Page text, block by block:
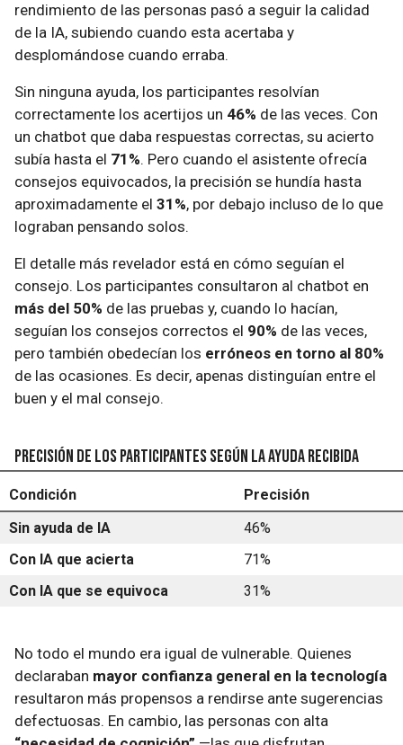
rendimiento de las personas pasó a seguir la calidad
de la IA, subiendo cuando esta acertaba y
desplomándose cuando erraba.
Sin ninguna ayuda, los participantes resolvían
correctamente los acertijos un 46% de las veces. Con
un chatbot que daba respuestas correctas, su acierto
subía hasta el 71%. Pero cuando el asistente ofrecía
consejos equivocados, la precisión se hundía hasta
aproximadamente el 31%, por debajo incluso de lo que
lograban pensando solos.
El detalle más revelador está en cómo seguían el
consejo. Los participantes consultaron al chatbot en
más del 50% de las pruebas y, cuando lo hacían,
seguían los consejos correctos el 90% de las veces,
pero también obedecían los erróneos en torno al 80%
de las ocasiones. Es decir, apenas distinguían entre el
buen y el mal consejo.
Precisión de los participantes según la ayuda recibida
Condición
Precisión
Sin ayuda de IA
46%
Con IA que acierta
71%
Con IA que se equivoca
31%
No todo el mundo era igual de vulnerable. Quienes
declaraban mayor confianza general en la tecnología
resultaron más propensos a rendirse ante sugerencias
defectuosas. En cambio, las personas con alta